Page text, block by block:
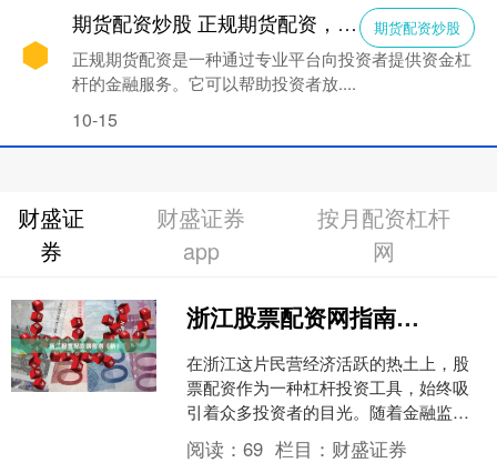
期货配资炒股 正规期货配资，安全可靠，助您财富增值 期货配资炒股
正规期货配资是一种通过专业平台向投资者提供资金杠
杆的金融服务。它可以帮助投资者放....
10-15
财盛证
券
财盛证券
app
按月配资杠杆
网
浙江股票配资网指南（新）
在浙江这片民营经济活跃的热土上，股
票配资作为一种杠杆投资工具，始终吸
引着众多投资者的目光。随着金融监管
政策的持续完善，2025年的浙江股票配
资市场呈现出更加规范....
阅读：69 栏目： 财盛证券